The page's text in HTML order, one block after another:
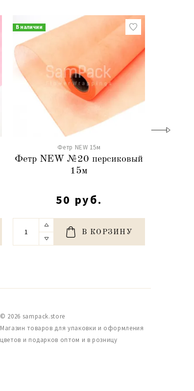
В наличии
Фетр NEW 15м
Фетр NEW №20 персиковый
15м
50 руб.
В КОРЗИНУ
© 2026 sampack.store
Магазин товаров для упаковки и оформления
цветов и подарков оптом и в розницу